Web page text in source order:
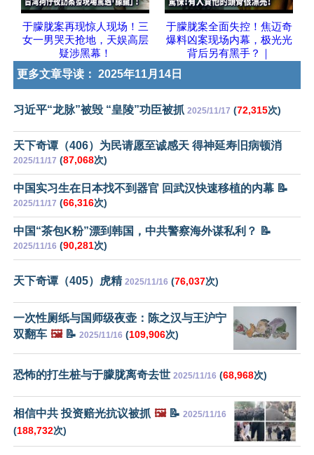
于朦胧案再现惊人现场！三
女一男哭天抢地，天娱高层
疑涉黑幕！
于朦胧案全面失控！焦迈奇
爆料凶案现场内幕，极光光
背后另有黑手？｜
更多文章导读： 2025年11月14日
习近平“龙脉”被毁 “皇陵”功臣被抓 2025/11/17 (72,315次)
天下奇谭（406）为民请愿至诚感天 得神延寿旧病顿消
2025/11/17 (87,068次)
中国实习生在日本找不到器官 回武汉快速移植的内幕 📝
2025/11/17 (66,316次)
中国“茶包K粉”漂到韩国，中共警察海外谋私利？ 📝
2025/11/16 (90,281次)
天下奇谭（405）虎精 2025/11/16 (76,037次)
一次性厕纸与国师级夜壶：陈之汉与王沪宁
双翻车 🖼️📝 2025/11/16 (109,906次)
恐怖的打生桩与于朦胧离奇去世 2025/11/16 (68,968次)
相信中共 投资赔光抗议被抓 🖼️📝 2025/11/16
(188,732次)